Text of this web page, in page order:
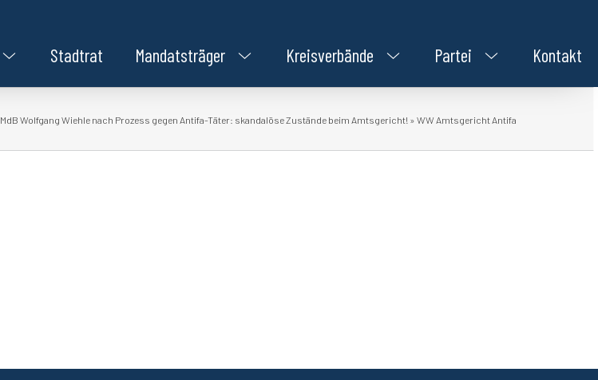
Stadtrat Mandatsträger Kreisverbände Partei Kontakt
MdB Wolfgang Wiehle nach Prozess gegen Antifa-Täter: skandalöse Zustände beim Amtsgericht! » WW Amtsgericht Antifa